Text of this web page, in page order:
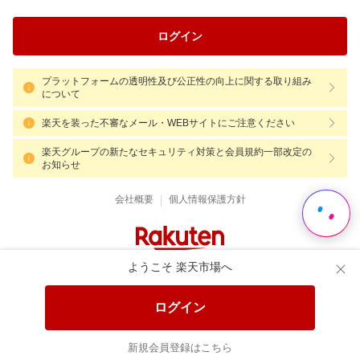
ようこそ 楽天市場へ
ログイン
新規会員登録はこちら
ログイン
プラットフォームの透明性及び公正性の向上に関する取り組み
について
楽天を装った不審なメール・WEBサイトにご注意ください
楽天グループの新たなセキュリティ対策と会員規約一部改定の
お知らせ
会社概要 | 個人情報保護方針
© Rakuten Group, Inc.